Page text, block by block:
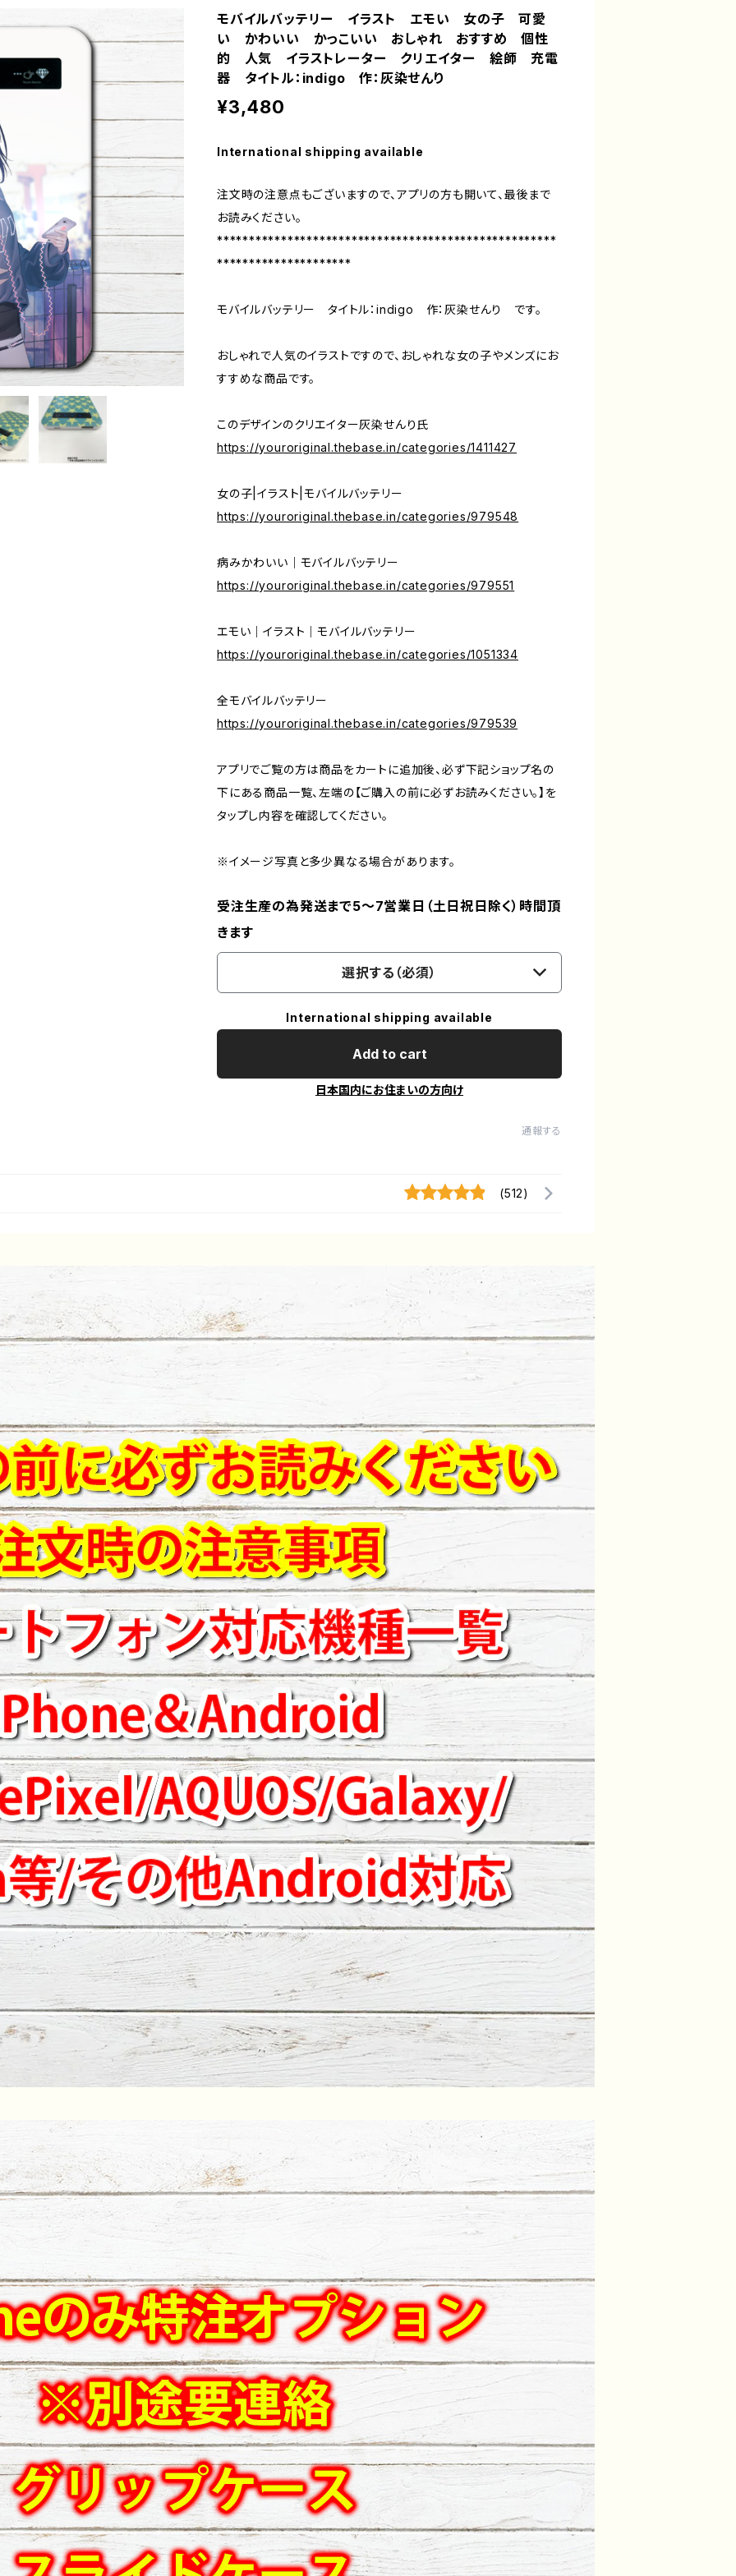
モバイルバッテリー イラスト エモい 女の子 可愛
い かわいい かっこいい おしゃれ おすすめ 個性
的 人気 イラストレーター クリエイター 絵師 充電
器 タイトル：indigo 作：灰染せんり
¥3,480
International shipping available
注文時の注意点もございますので、アプリの方も開いて、最後まで
お読みください。
*****************************************************
*********************
モバイルバッテリー タイトル：indigo 作：灰染せんり です。
おしゃれで人気のイラストですので、おしゃれな女の子やメンズにお
すすめな商品です。
このデザインのクリエイター灰染せんり氏
https://youroriginal.thebase.in/categories/1411427
女の子|イラスト|モバイルバッテリー
https://youroriginal.thebase.in/categories/979548
病みかわいい｜モバイルバッテリー
https://youroriginal.thebase.in/categories/979551
エモい｜イラスト｜モバイルバッテリー
https://youroriginal.thebase.in/categories/1051334
全モバイルバッテリー
https://youroriginal.thebase.in/categories/979539
アプリでご覧の方は商品をカートに追加後、必ず下記ショップ名の
下にある商品一覧、左端の【ご購入の前に必ずお読みください。】を
タップし内容を確認してください。
※イメージ写真と多少異なる場合があります。
受注生産の為発送まで5～7営業日（土日祝日除く）時間頂
きます
選択する（必須）
International shipping available
Add to cart
日本国内にお住まいの方向け
通報する
(512)